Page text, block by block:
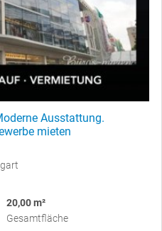
Ausstattung.
mieten
20,00 m²
Gesamtfläche